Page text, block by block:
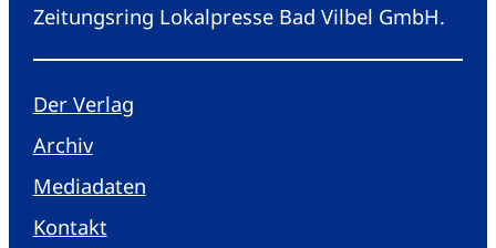
Zeitungsring Lokalpresse Bad Vilbel GmbH.
Der Verlag
Archiv
Mediadaten
Kontakt